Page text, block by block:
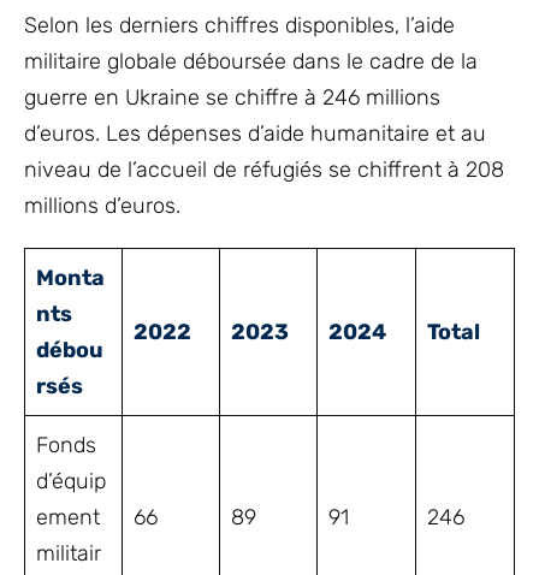
Selon les derniers chiffres disponibles, l’aide
militaire globale déboursée dans le cadre de la
guerre en Ukraine se chiffre à 246 millions
d’euros. Les dépenses d’aide humanitaire et au
niveau de l’accueil de réfugiés se chiffrent à 208
millions d’euros.
Monta
nts
débou
rsés
2022 2023 2024 Total
Fonds
d’équip
ement
militair
66 89 91 246